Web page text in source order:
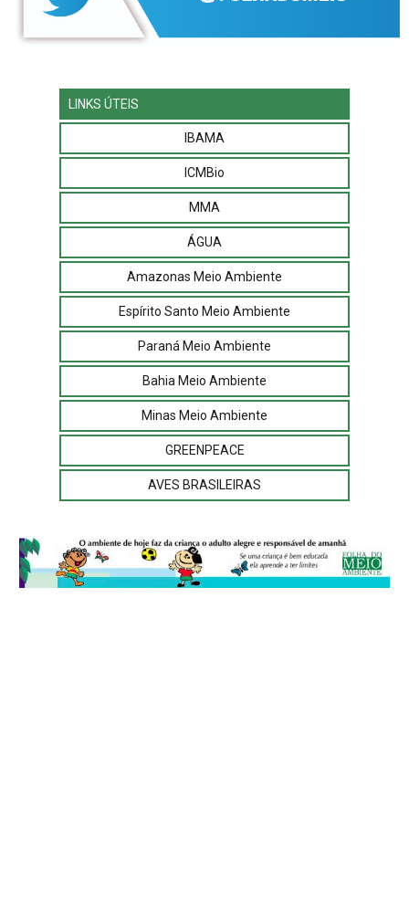
LINKS ÚTEIS
IBAMA
ICMBio
MMA
ÁGUA
Amazonas Meio Ambiente
Espírito Santo Meio Ambiente
Paraná Meio Ambiente
Bahia Meio Ambiente
Minas Meio Ambiente
GREENPEACE
AVES BRASILEIRAS